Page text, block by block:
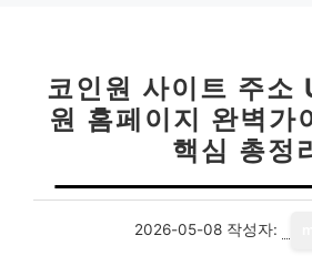
코인원 사이트 주소
원 홈페이지 완벽가
핵심 총정
2026-05-08 작성자: